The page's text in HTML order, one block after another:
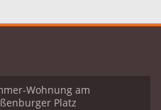
Wohnung am
Platz